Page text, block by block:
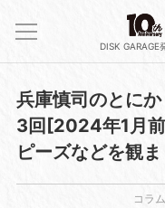
DISK GARAGE
兵庫慎司のとに
3回[2024年1月
ピーズなどを観
コラ